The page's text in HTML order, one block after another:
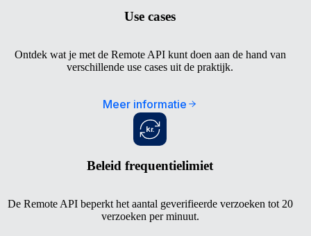
Use cases
Ontdek wat je met de Remote API kunt doen aan de hand van
verschillende use cases uit de praktijk.
Meer informatie
Beleid frequentielimiet
De Remote API beperkt het aantal geverifieerde verzoeken tot 20
verzoeken per minuut.